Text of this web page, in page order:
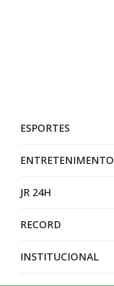
ESPORTES
ENTRETENIMENTO
JR 24H
RECORD
INSTITUCIONAL